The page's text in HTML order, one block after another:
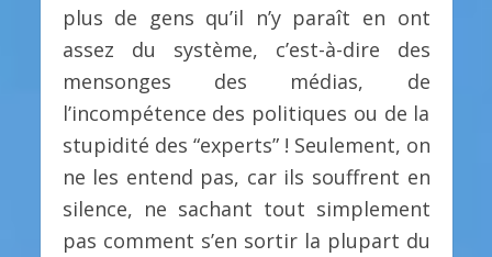
plus de gens qu’il n’y paraît en ont
assez du système, c’est-à-dire des
mensonges des médias, de
l’incompétence des politiques ou de la
stupidité des “experts” ! Seulement, on
ne les entend pas, car ils souffrent en
silence, ne sachant tout simplement
pas comment s’en sortir la plupart du